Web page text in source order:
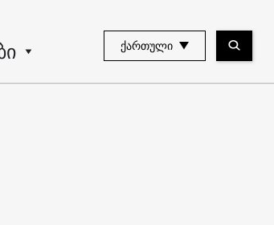
ᲥᲐᲠᲗᲣᲚᲘ